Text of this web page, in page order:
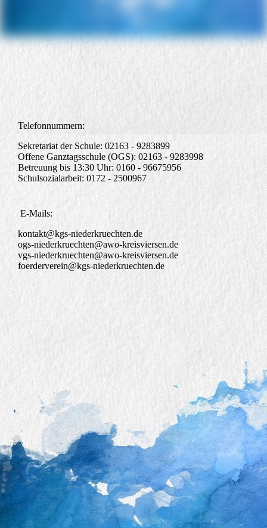
Telefonnummern:
Sekretariat der Schule: 02163 - 9283899
Offene Ganztagsschule (OGS): 02163 - 9283998
Betreuung bis 13:30 Uhr: 0160 - 96675956
Schulsozialarbeit: 0172 - 2500967
E-Mails:
kontakt@kgs-niederkruechten.de
ogs-niederkruechten@awo-kreisviersen.de
vgs-niederkruechten@awo-kreisviersen.de
foerderverein@kgs-niederkruechten.de